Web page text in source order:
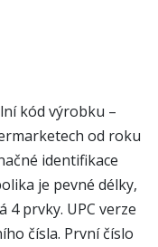
kód výrobku –
od roku
identifikace
je pevné délky,
4 prvky. UPC verze
čísla. První číslo